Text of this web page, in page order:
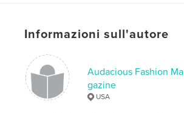
Informazioni sull'autore
Audacious Fashion Ma
gazine
USA